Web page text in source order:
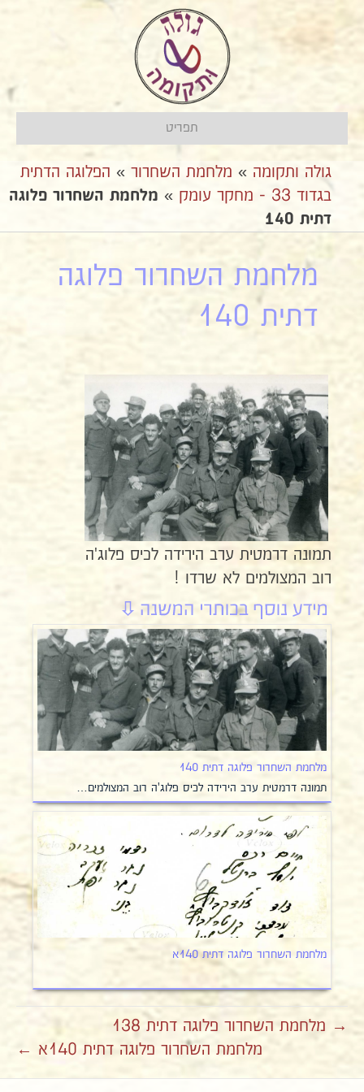
תפריט
גולה ותקומה » מלחמת השחרור » הפלוגה הדתית
בגדוד 33 - מחקר עומק
» מלחמת השחרור פלוגה
דתית 140
מלחמת השחרור פלוגה
דתית 140
תמונה דרמטית ערב הירידה לכיס פלוג'ה
רוב המצולמים לא שרדו !
מלחמת השחרור פלוגה דתית 140
תמונה דרמטית ערב הירידה לכיס פלוג'ה רוב המצולמים…
מלחמת השחרור פלוגה דתית 140א
→ מלחמת השחרור פלוגה דתית 138
מלחמת השחרור פלוגה דתית 140א ←